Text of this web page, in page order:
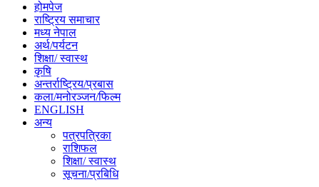
होमपेज
राष्ट्रिय समाचार
मध्य नेपाल
अर्थ/पर्यटन
शिक्षा/ स्वास्थ
कृषि
अन्तर्राष्ट्रिय/प्रबास
कला/मनोरञ्जन/फिल्म
ENGLISH
अन्य
पत्रपत्रिका
राशिफल
शिक्षा/ स्वास्थ
सूचना/प्रबिधि